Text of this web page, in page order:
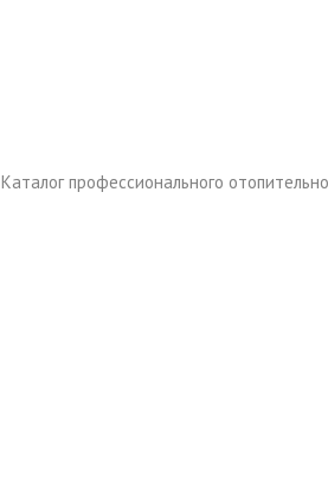
Каталог профессионального